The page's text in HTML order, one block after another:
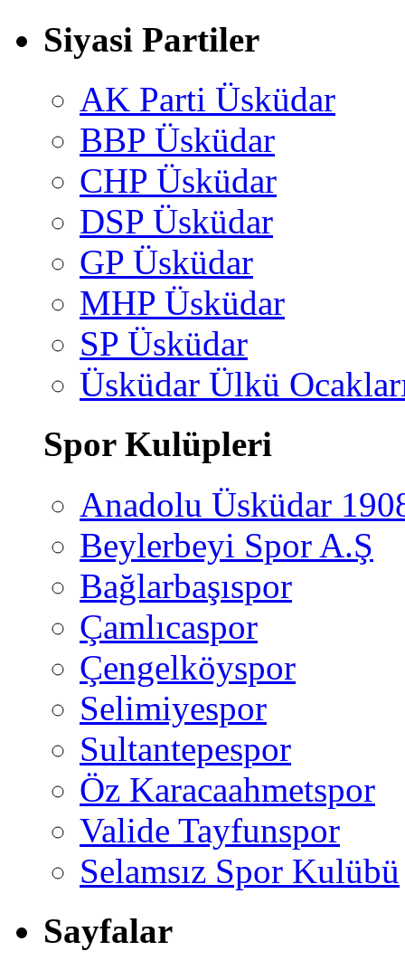
Siyasi Partiler
AK Parti Üsküdar
BBP Üsküdar
CHP Üsküdar
DSP Üsküdar
GP Üsküdar
MHP Üsküdar
SP Üsküdar
Üsküdar Ülkü
Spor Kulüpleri
Anadolu Üsküdar
Beylerbeyi Spor A.Ş
Bağlarbaşıspor
Çamlıcaspor
Çengelköyspor
Selimiyespor
Sultantepespor
Öz Karacaahmetspor
Valide Tayfunspor
Selamsız Spor Kulübü
Sayfalar